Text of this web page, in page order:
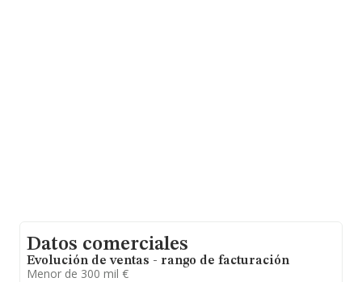
Datos comerciales
Evolución de ventas - rango de facturación
Menor de 300 mil €